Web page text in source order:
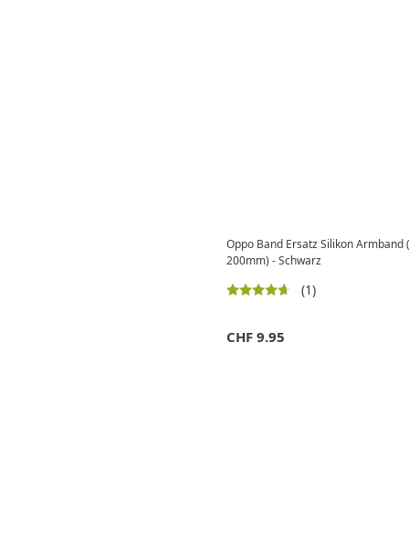
Oppo Band Ersatz Silikon Armband
200mm) - Schwarz
(1)
CHF 9.95